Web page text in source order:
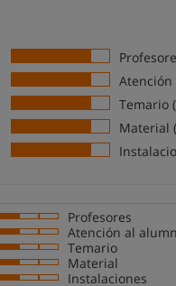
Atención
Temario
Material
Profesores
Atención al
Temario
Material
Instalaciones